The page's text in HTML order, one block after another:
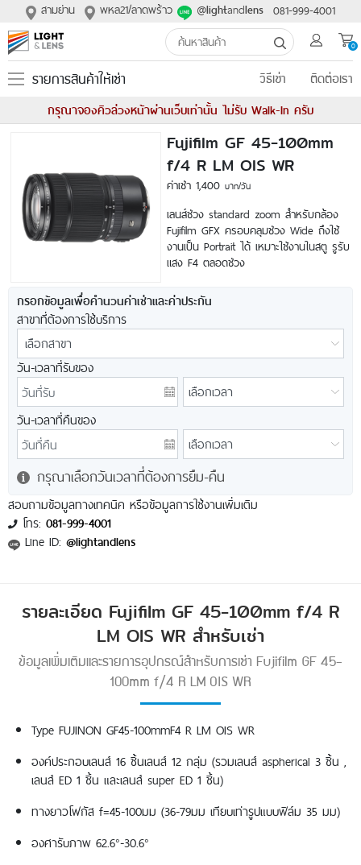
สามย่าน พหล21/ลาดพร้าว @lightandlens 081-999-4001
0
รายการสินค้าให้เช่า วิธีเช่า ติดต่อเรา
กรุณาจองคิวล่วงหน้าผ่านเว็บเท่านั้น ไม่รับ Walk-In ครับ
Fujifilm GF 45-100mm
f/4 R LM OIS WR
ค่าเช่า 1,400 บาท/วัน
เลนส์ช่วง standard zoom สำหรับกล้อง
Fujifilm GFX ครอบคลุมช่วง Wide ถึงใช้
งานเป็น Portrait ได้ เหมาะใช้งานในสตู รูรับ
แสง F4 ตลอดช่วง
กรอกข้อมูลเพื่อคำนวนค่าเช่าและค่าประกัน
สาขาที่ต้องการใช้บริการ
วัน-เวลาที่รับของ
วัน-เวลาที่คืนของ
กรุณาเลือกวันเวลาที่ต้องการยืม-คืน
สอบถามข้อมูลทางเทคนิค หรือข้อมูลการใช้งานเพิ่มเติม
โทร: 081-999-4001
Line ID: @lightandlens
รายละเอียด Fujifilm GF 45-100mm f/4 R
LM OIS WR สำหรับเช่า
ข้อมูลเพิ่มเติมและรายการอุปกรณ์สำหรับการเช่า Fujifilm GF 45-
100mm f/4 R LM OIS WR
Type FUJINON GF45-100mmF4 R LM OIS WR
องค์ประกอบเลนส์ 16 ชิ้นเลนส์ 12 กลุ่ม (รวมเลนส์ aspherical 3 ชิ้น ,
เลนส์ ED 1 ชิ้น และเลนส์ super ED 1 ชิ้น)
ทางยาวโฟกัส f=45-100มม (36-79มม เทียบเท่ารูปแบบฟิล์ม 35 มม)
องศารับภาพ 62.6°-30.6°